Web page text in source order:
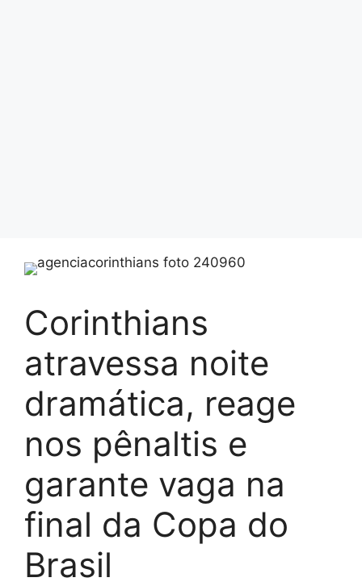
Corinthians
atravessa noite
dramática, reage
nos pênaltis e
garante vaga na
final da Copa do
Brasil